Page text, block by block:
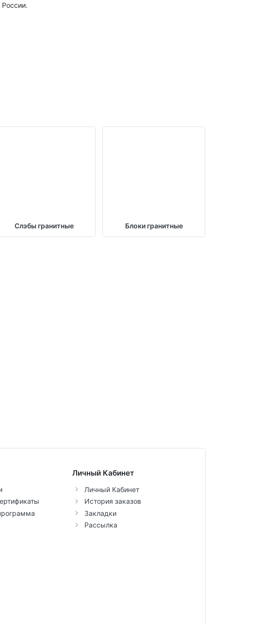
Слэбы гранитные Блоки гранитные
Личный Кабинет
Личный Кабинет
История заказов
Закладки
Рассылка